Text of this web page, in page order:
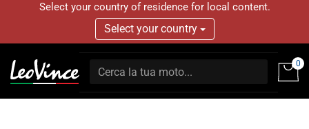
Select your country of residence for local content.
Select your country
0